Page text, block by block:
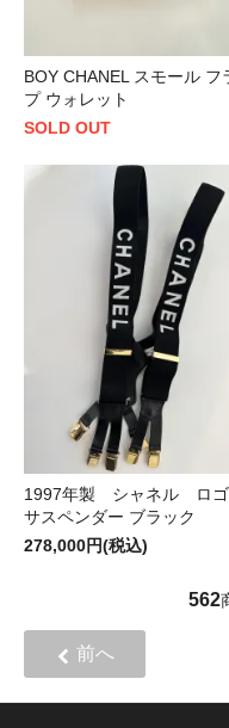
BOY CHANEL スモール フ
プ ウォレット
SOLD OUT
1997年製 シャネル ロ
サスペンダー ブラック
278,000円(税込)
562
前へ